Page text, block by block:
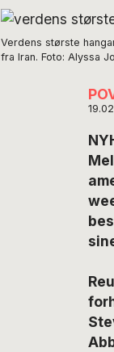
Verdens største
fra Iran. Foto: Alyssa